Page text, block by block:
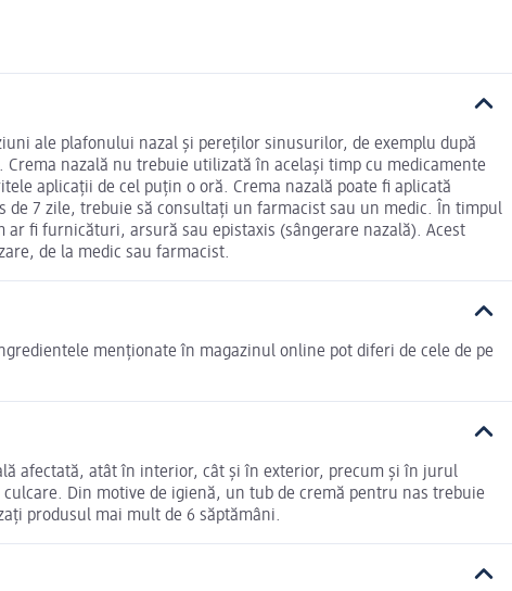
ale plafonului nazal și pereților sinusurilor, de exemplu după
nazală nu trebuie utilizată în același timp cu medicamente
aplicații de cel puțin o oră. Crema nazală poate fi aplicată
de 7 zile, trebuie să consultați un farmacist sau un medic. În timpul
fi furnicături, arsură sau epistaxis (sângerare nazală). Acest
de la medic sau farmacist.
menționate în magazinul online pot diferi de cele de pe
afectată, atât în interior, cât și în exterior, precum și în jurul
Din motive de igienă, un tub de cremă pentru nas trebuie
produsul mai mult de 6 săptămâni.